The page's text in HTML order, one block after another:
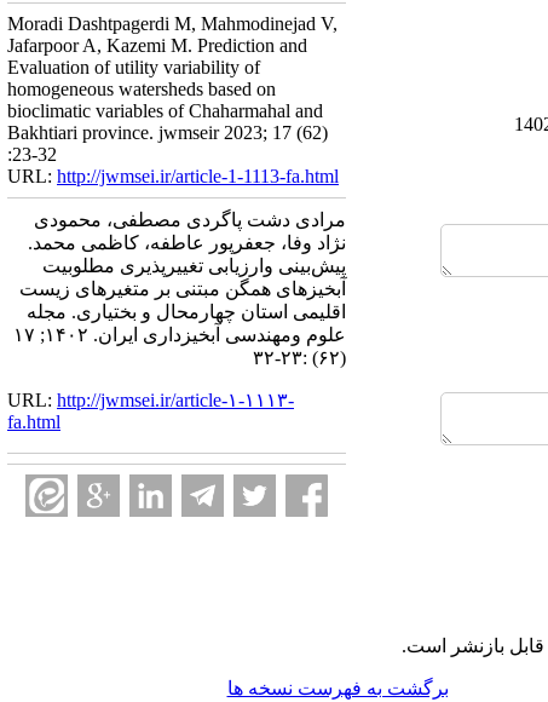
Moradi Dashtpagerdi M, Mahmodinejad V,
Jafarpoor A, Kazemi M. Prediction and
Evaluation of utility variability of
homogeneous watersheds based on
bioclimatic variables of Chaharmahal and
Bakhtiari province. jwmseir 2023; 17 (62)
:23-32
URL: http://jwmsei.ir/article-1-1113-fa.html
مرادی دشت پاگردی مصطفی، محمودی
نژاد وفا، جعفرپور عاطفه، کاظمی محمد.
پیش‌بینی وارزیابی تغییرپذیری مطلوبیت
آبخیزهای همگن مبتنی بر متغیرهای زیست
اقلیمی استان چهارمحال و بختیاری. مجله
علوم ومهندسی آبخیزداری ایران. ۱۴۰۲; ۱۷
(۶۲) :۲۳-۳۲
URL: http://jwmsei.ir/article-۱-۱۱۱۳-
fa.html
قابل بازنشر است.
برگشت به فهرست نسخه ها